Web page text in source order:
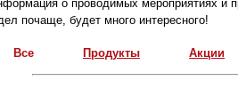
о проводимых мероприятиях и
почаще, будет много интересного!
Все Продукты Акции